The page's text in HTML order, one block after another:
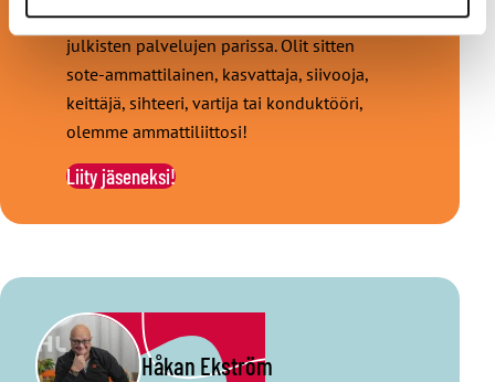
tuhannessa eri ammatissa hyvinvoinnin ja
julkisten palvelujen parissa. Olit sitten
sote-ammattilainen, kasvattaja, siivooja,
keittäjä, sihteeri, vartija tai konduktööri,
olemme ammattiliittosi!
Liity jäseneksi!
Håkan Ekström